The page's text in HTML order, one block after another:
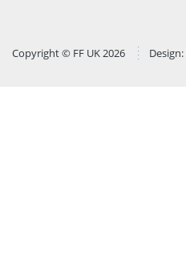
Copyright © FF UK 2026 Design: